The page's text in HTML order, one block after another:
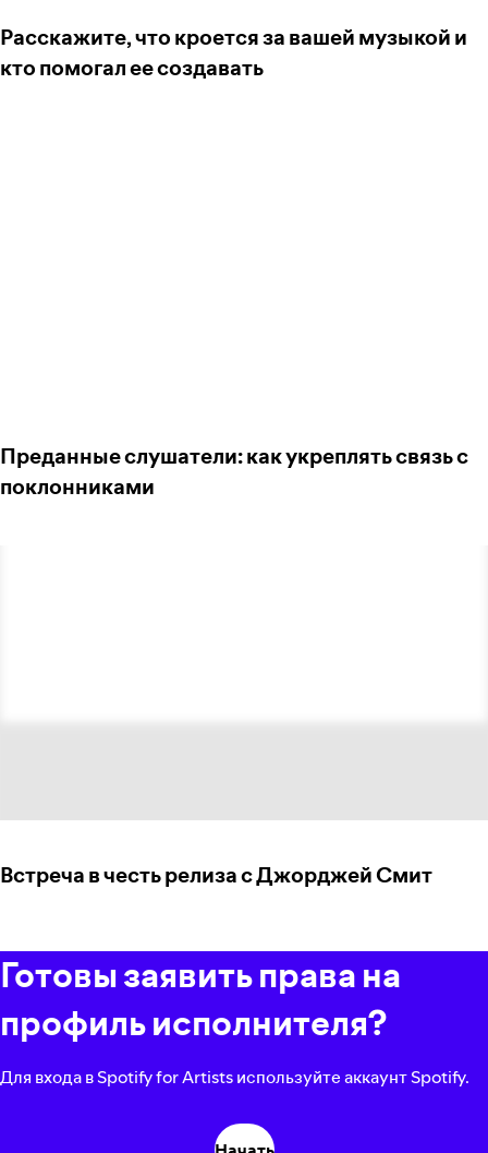
Расскажите, что кроется за вашей музыкой и
кто помогал ее создавать
Преданные слушатели: как укреплять связь с
поклонниками
Встреча в честь релиза с Джорджей Смит
Готовы заявить права на
профиль исполнителя?
Для входа в Spotify for Artists используйте аккаунт Spotify.